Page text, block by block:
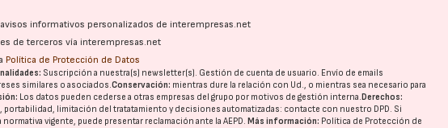
informativos personalizados de interempresas.net
de terceros vía interempresas.net
Política de Protección de Datos
Suscripción a nuestra(s) newsletter(s). Gestión de cuenta de usuario. Envío de emails
similares o asociados.Conservación: mientras dure la relación con Ud., o mientras sea necesario para
Los datos pueden cederse a otras empresas del grupo por motivos de gestión interna. Derechos:
limitación del tratatamiento y decisiones automatizadas: contacte con nuestro DPD. Si
vigente, puede presentar reclamación ante laAEPD. Más información: Política de Protección de